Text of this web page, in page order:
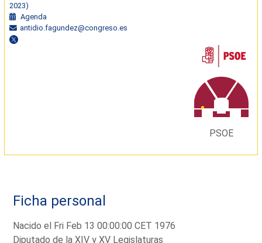
2023)
Agenda
antidio.fagundez@congreso.es
PSOE
Ficha personal
Nacido el Fri Feb 13 00:00:00 CET 1976
Diputado de la XIV y XV Legislaturas